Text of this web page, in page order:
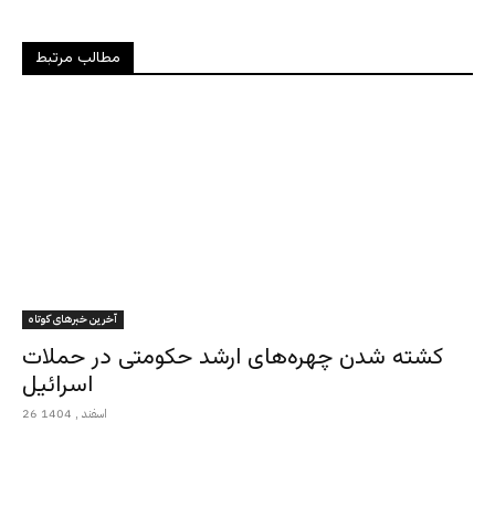
مطالب مرتبط
آخرین خبرهای کوتاه
کشته شدن چهره‌های ارشد حکومتی در حملات
اسرائیل
26 اسفند , 1404